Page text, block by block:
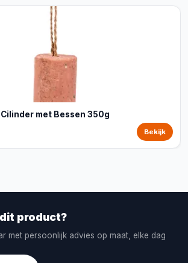
Cilinder met Bessen 350g
Bekijk
product?
met persoonlijk advies op maat, elke dag